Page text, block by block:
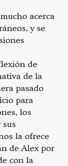
acerca
y se
de
de la
pasado
para
los
la ofrece
de Alex por
con la